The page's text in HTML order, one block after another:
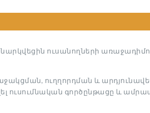
ուսանողների
ուղղորդման և
ուսումնական գործընթացը և